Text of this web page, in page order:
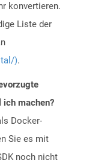
konvertieren.
Liste der
).
ich machen?
Docker-
Sie es mit
noch nicht